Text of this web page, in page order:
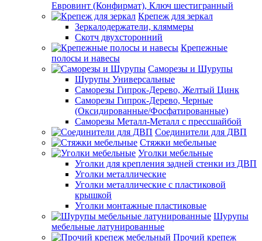
Евровинт (Конфирмат), Ключ шестигранный
Крепеж для зеркал
Зеркалодержатели, кляммеры
Скотч двухсторонний
Крепежные
полосы и навесы
Саморезы и Шурупы
Шурупы Универсальные
Саморезы Гипрок-Дерево, Желтый Цинк
Саморезы Гипрок-Дерево, Черные
(Оксидированные/Фосфатированные)
Саморезы Металл-Металл с прессшайбой
Соединители для ДВП
Стяжки мебельные
Уголки мебельные
Уголки для крепления задней стенки из ДВП
Уголки металлические
Уголки металлические с пластиковой
крышкой
Уголки монтажные пластиковые
Шурупы
мебельные латунированные
Прочий крепеж